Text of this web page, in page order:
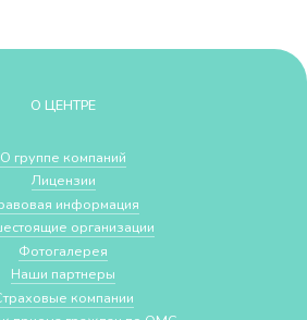
О ЦЕНТРЕ
О группе компаний
Лицензии
информация
организации
Фотогалерея
Наши партнеры
компании